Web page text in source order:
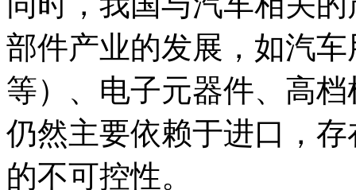
部件产业的发展，如汽
等）、电子元器件、高
仍然主要依赖于进口，
的不可控性。